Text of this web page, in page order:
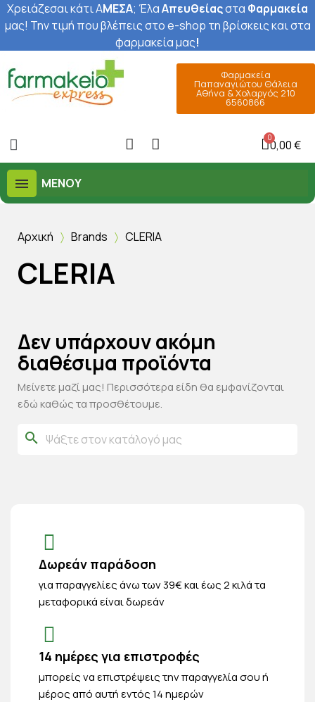
Χρειάζεσαι κάτι ΑΜΕΣΑ; ΈλαΑπευθείαςστα Φαρμακεία
μας! Την τιμή που βλέπεις στο e-shop τη βρίσκεις και στα
φαρμακεία μας!
Φαρμακεία
Παπαναγιώτου Θάλεια
Αθήνα & Χολαργός 210
6560866
0,00 €
ΜΕΝΟΎ
Αρχική Brands CLERIA
CLERIA
Δεν υπάρχουν ακόμη
διαθέσιμα προϊόντα
Μείνετε μαζί μας! Περισσότερα είδη θα εμφανίζονται
εδώ καθώς τα προσθέτουμε.
search
Δωρεάν παράδοση
για παραγγελίες άνω των 39€ και έως 2 κιλά τα
μεταφορικά είναι δωρεάν
14 ημέρες για επιστροφές
μπορείς να επιστρέψεις την παραγγελία σου ή
μέρος από αυτή εντός 14 ημερών